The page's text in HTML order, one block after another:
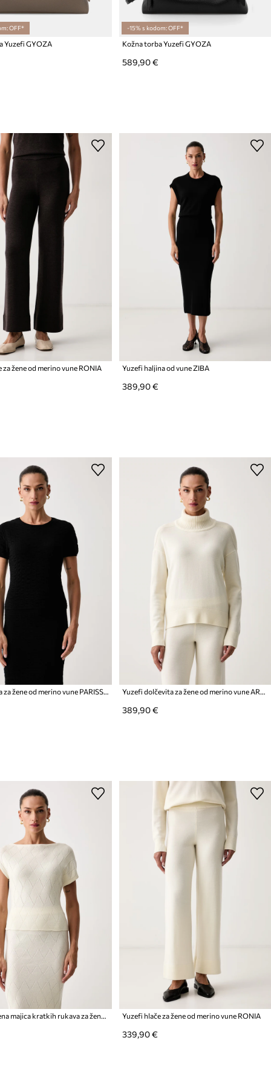
OFF*
Yuzefi GYOZA
-15% s kodom: OFF*
Kožna torba Yuzefi GYOZA
589,90 €
za žene od merino vune RONIA Yuzefi haljina od vune ZIBA
389,90 €
Yuzefi bluza za žene od merino vune PARISSA Yuzefi dolčevita za žene od merino vune AREN
389,90 €
Yuzefi pletena majica kratkih rukava za žene od merino vune MIKA Yuzefi hlače za žene od merino vune RONIA
339,90 €